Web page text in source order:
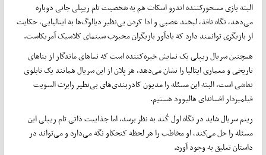
البته بازی مسحورکننده اندرو اسکات هم به شخصیت تام ریپلی جانی دوباره
می‌دهد، نگاه نافذ، لبخند‌ عصبی و ادا کردن بی‌نظیر دیالوگ‌ها به ایتالیایی، حکایت
از بازیگری توانمند دارد که یادآور بازیگران محبوب سینمای کلاسیک آمریکاست.
همچنین سریال ریپلی یک نمایش خیره‌کننده است که نماهای ماندگار از بناهای
تاریخی و معماری ایتالیا را نشان می‌دهد، هر پلان از این سریال همانند یک تابلوی
نقاشی است، البته این مسئله را مدیون کادر‌بندی‌های بی‌نظیر رابرت السویت
فیلمبردار افسانه‌ای هالیوود هستیم.
ریتم سریال شاید در نگاه اول کُند به نظر برسد، اما جذابیت ذاتی تام ریپلی این
مسئله را حل می‌کند، او مخاطب را هر لحظه کنجکاو نگه می‌دارد و می‌تواند در
داستان تعلیق به وجود آورد.